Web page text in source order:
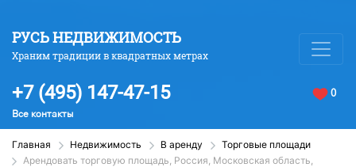
РУСЬ НЕДВИЖИМОСТЬ
Храним традиции в квадратных метрах
+7 (495) 147-47-15
Все контакты
0
Главная Недвижимость В аренду
Торговые площади
Арендовать торговую площадь, Россия, Московская область,